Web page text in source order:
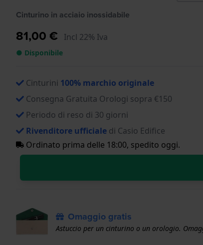
Cinturino in acciaio inossidabile
81,00 € Incl 22% Iva
● Disponibile
Cinturini 100% marchio originale
Consegna Gratuita Orologi sopra €150
Periodo di reso di 30 giorni
Rivenditore ufficiale di Casio Edifice
Ordinato prima delle 18:00, spedito oggi.
Omaggio gratis
Astuccio per un cinturino o un orologio.